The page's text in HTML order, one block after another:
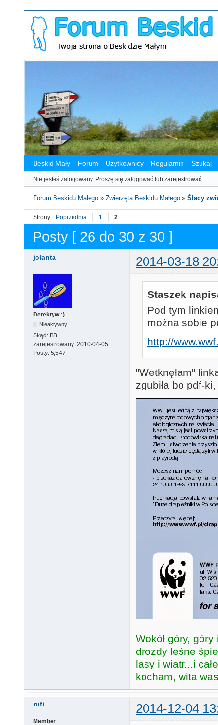
Beskid Mały Forum Użytkownicy Regulamin Szukaj
Nie jesteś zalogowany. Proszę się zalogować lub zarejestrować.
Forum Beskidu Małego »Zwierzęta Beskidu Małego »Ślady
Strony Poprzednia 1 2
Posty [ 26 do 30 z 30 ]
jolanta 2014-03-18
Detektyw :)
Nieaktywny
Skąd: BB
Zarejestrowany: 2010-04-05
Posty: 5,547
Staszek
Pod tym
można sobie
http://
"Wetknęłam"
zgubiła bo pdf-
Wokół góry,
drozdy leśne
lasy i wiatr...i
kocham, wita
rufi 2014-12-04
Member